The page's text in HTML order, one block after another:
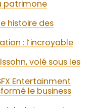
patrimone
histoire des
: l’incroyable
volé sous les
Entertainment
le business